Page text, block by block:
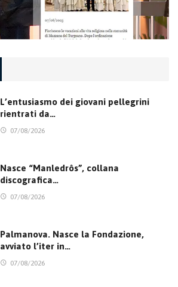
L’entusiasmo dei giovani pellegrini
rientrati da…
07/08/2026
Nasce “Manledrôs”, collana
discografica…
07/08/2026
Palmanova. Nasce la Fondazione,
avviato l’iter in…
07/08/2026